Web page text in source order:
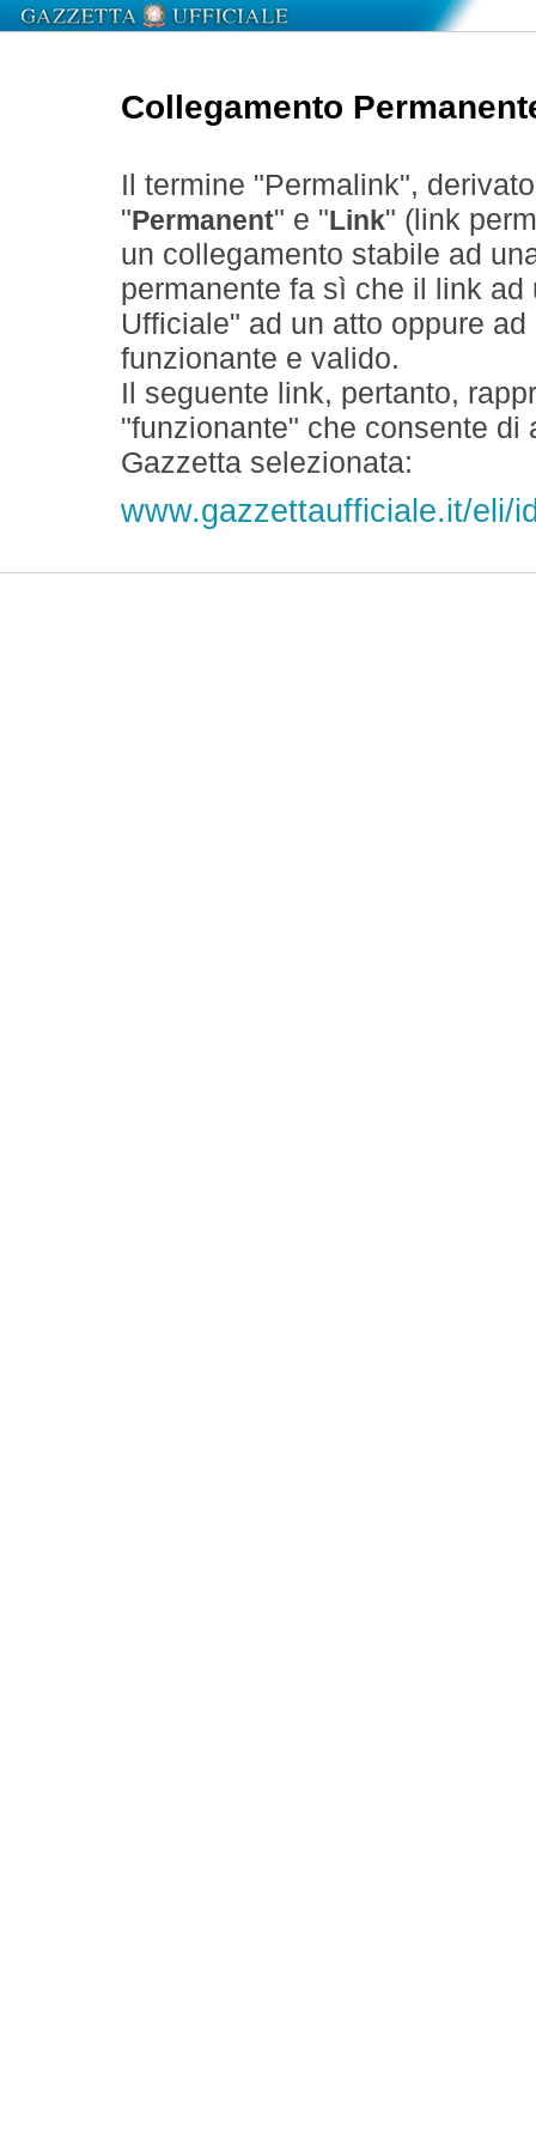
Collegamento
Il termine "Permalink",
" Permanent" e " Link" (link
un collegamento stabile ad
permanente fa sì che il link
Ufficiale" ad un atto oppure
funzionante e valido.
Il seguente link, pertanto,
"funzionante" che consente
Gazzetta selezionata:
www.gazzettaufficiale.it/eli/